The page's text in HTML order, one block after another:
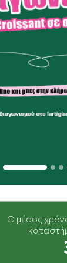
Ο μέσος
Ο μέσος